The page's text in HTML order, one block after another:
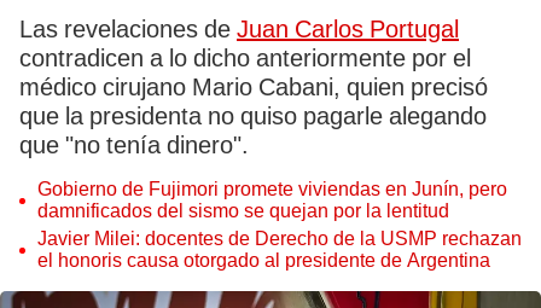
Las revelaciones de Juan Carlos Portugal
contradicen a lo dicho anteriormente por el
médico cirujano Mario Cabani, quien precisó
que la presidenta no quiso pagarle alegando
que "no tenía dinero".
Gobierno de Fujimori promete viviendas en Junín, pero
damnificados del sismo se quejan por la lentitud
Javier Milei: docentes de Derecho de la USMP rechazan
el honoris causa otorgado al presidente de Argentina